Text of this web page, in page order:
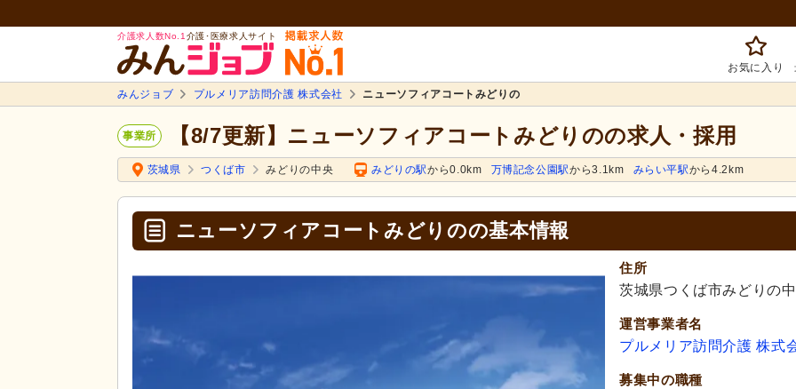
介護求人数No.1 介護･医療求人サイト
お気に入り
みんジョブ プルメリア訪問介護 株式会社 ニューソフィアコートみどりの
事業所 【8/7更新】ニューソフィアコートみどりのの求人・採用
茨城県 つくば市 みどりの中央 みどりの駅から0.0km 万博記念公園駅から3.1km みらい平駅から4.2km
ニューソフィアコートみどりのの基本情報
住所
茨城県つくば市みどりの
運営事業者名
プルメリア訪問介護 株式
募集中の職種